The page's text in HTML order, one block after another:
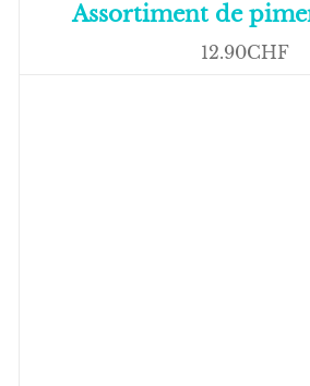
Assortiment de
12.90CHF